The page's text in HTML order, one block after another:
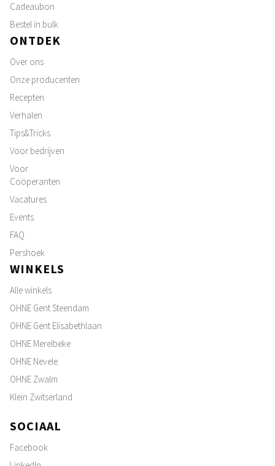
Cadeaubon
Bestel in bulk
ONTDEK
Over ons
Onze producenten
Recepten
Verhalen
Tips&Tricks
Voor bedrijven
Voor
Coöperanten
Vacatures
Events
FAQ
Pershoek
WINKELS
Alle winkels
OHNE Gent Steendam
OHNE Gent Elisabethlaan
OHNE Merelbeke
OHNE Nevele
OHNE Zwalm
Klein Zwitserland
SOCIAAL
Facebook